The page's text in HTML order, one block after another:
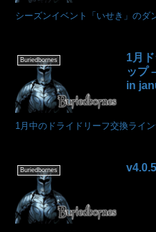
シーズンイベント「いせき」のダ
Buriedbornes
1月
ップ
in
1月中のドライドリーフ交換ライ
Buriedbornes